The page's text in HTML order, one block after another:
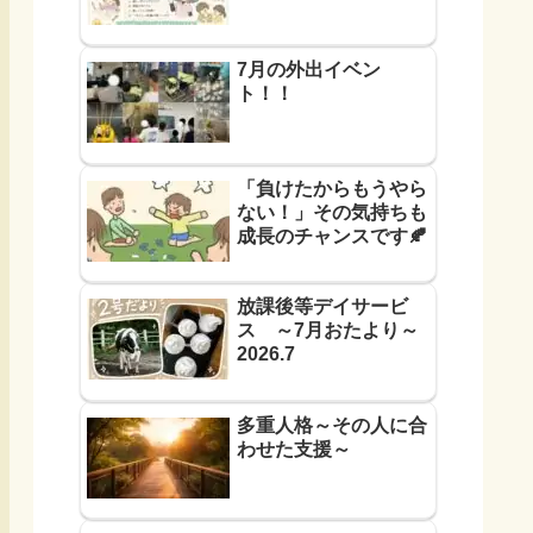
7月の外出イベン
ト！！
「負けたからもうやら
ない！」その気持ちも
成長のチャンスです🍂
放課後等デイサービ
ス ～7月おたより～
2026.7
多重人格～その人に合
わせた支援～